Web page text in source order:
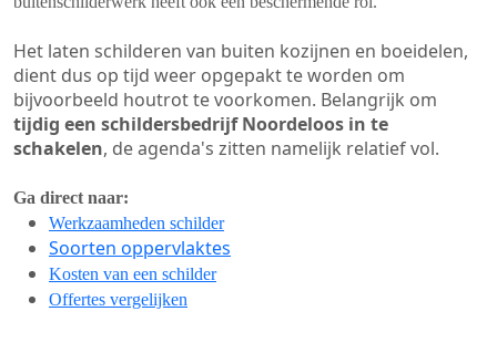
Het laten schilderen van buiten kozijnen en boeidelen,
dient dus op tijd weer opgepakt te worden om
bijvoorbeeld houtrot te voorkomen. Belangrijk om
tijdig een schildersbedrijf Noordeloos in te
schakelen, de agenda's zitten namelijk relatief vol.
Ga direct naar:
Werkzaamheden schilder
Soorten oppervlaktes
Kosten van een schilder
Offertes vergelijken